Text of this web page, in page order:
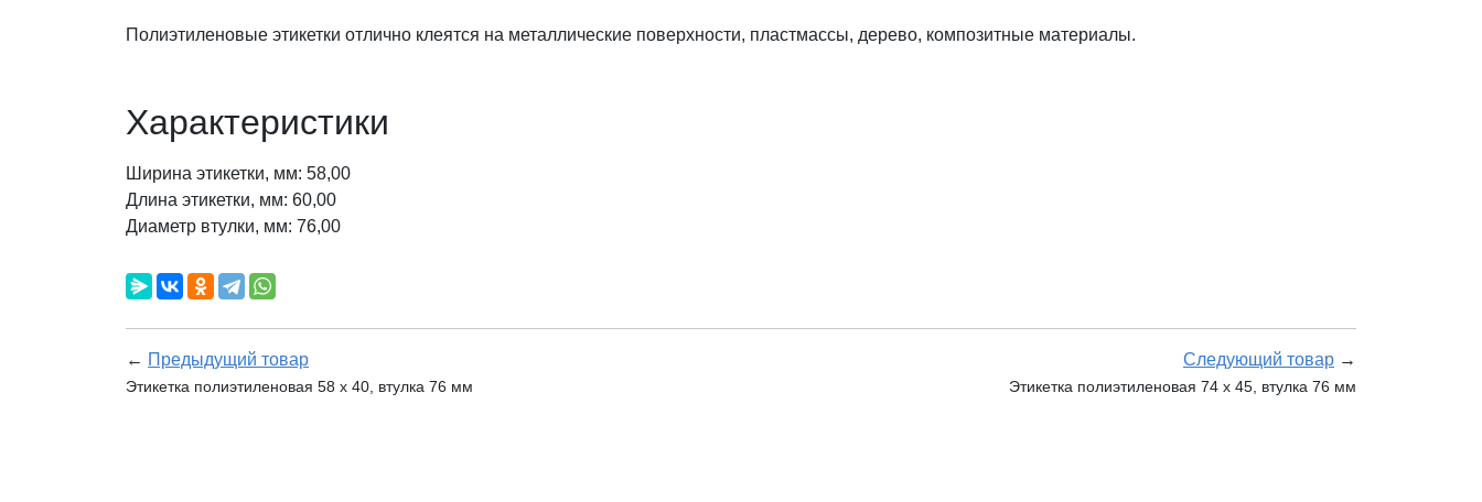
Полиэтиленовые этикетки отлично клеятся на металлические поверхности, пластмассы, дерево, композитные материалы.
Характеристики
Ширина этикетки, мм: 58,00
Длина этикетки, мм: 60,00
Диаметр втулки, мм: 76,00
← Предыдущий товар
Этикетка полиэтиленовая 58 x 40, втулка 76 мм
Следующий товар →
Этикетка полиэтиленовая 74 x 45, втулка 76 мм